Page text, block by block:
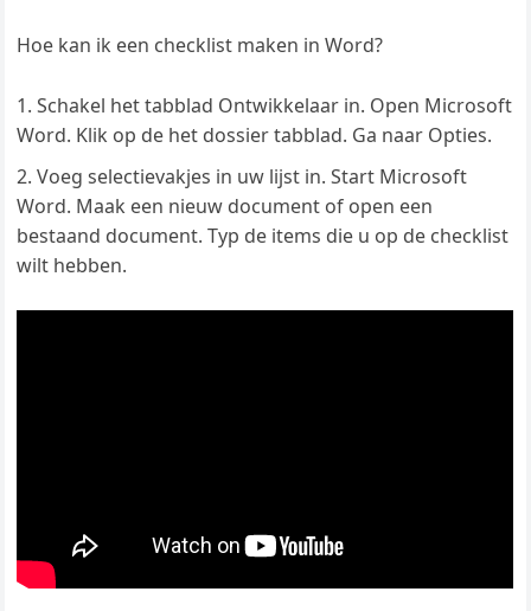
Hoe kan ik een checklist maken in Word?
Schakel het tabblad Ontwikkelaar in. Open Microsoft
Word. Klik op de het dossier tabblad. Ga naar Opties.
Voeg selectievakjes in uw lijst in. Start Microsoft
Word. Maak een nieuw document of open een
bestaand document. Typ de items die u op de checklist
wilt hebben.